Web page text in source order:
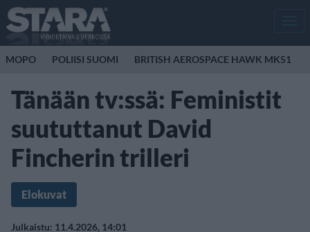
MOPO POLIISI SUOMI BRITISH AEROSPACE HAWK MK51
Tänään tv:ssä: Feministit
suututtanut David
Fincherin trilleri
Elokuvat
Julkaistu: 11.4.2026, 14:01